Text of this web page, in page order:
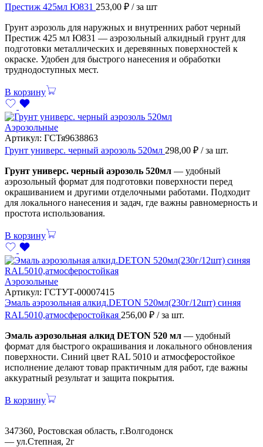
Престиж 425мл Ю831 253,00 ₽ / за шт
Грунт аэрозоль для наружных и внутренних работ черный
Престиж 425 мл Ю831 — аэрозольный алкидный грунт для
подготовки металлических и деревянных поверхностей к
окраске. Удобен для быстрого нанесения и обработки
труднодоступных мест.
В корзину
Аэрозольные
Артикул: ГСТя9638863
Грунт универс. черный аэрозоль 520мл 298,00 ₽ / за шт.
Грунт универс. черный аэрозоль 520мл — удобный
аэрозольный формат для подготовки поверхности перед
окрашиванием и другими отделочными работами. Подходит
для локального нанесения и задач, где важны равномерность и
простота использования.
В корзину
Аэрозольные
Артикул: ГСТУТ-00007415
Эмаль аэрозольная алкид.DETON 520мл(230г/12шт) синяя
RAL5010,атмосферостойкая 256,00 ₽ / за шт.
Эмаль аэрозольная алкид DETON 520 мл — удобный
формат для быстрого окрашивания и локального обновления
поверхности. Синий цвет RAL 5010 и атмосферостойкое
исполнение делают товар практичным для работ, где важны
аккуратный результат и защита покрытия.
В корзину
347360, Ростовская область, г.Волгодонск
— ул.Степная, 2г